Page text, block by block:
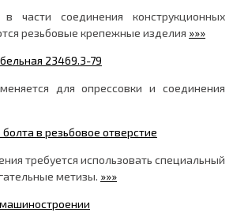
части соединения конструкционных
резьбовые крепежные изделия »»»
23469.3-79
для опрессовки и соединения
болта в резьбовое отверстие
требуется использовать специальный
метизы. »»»